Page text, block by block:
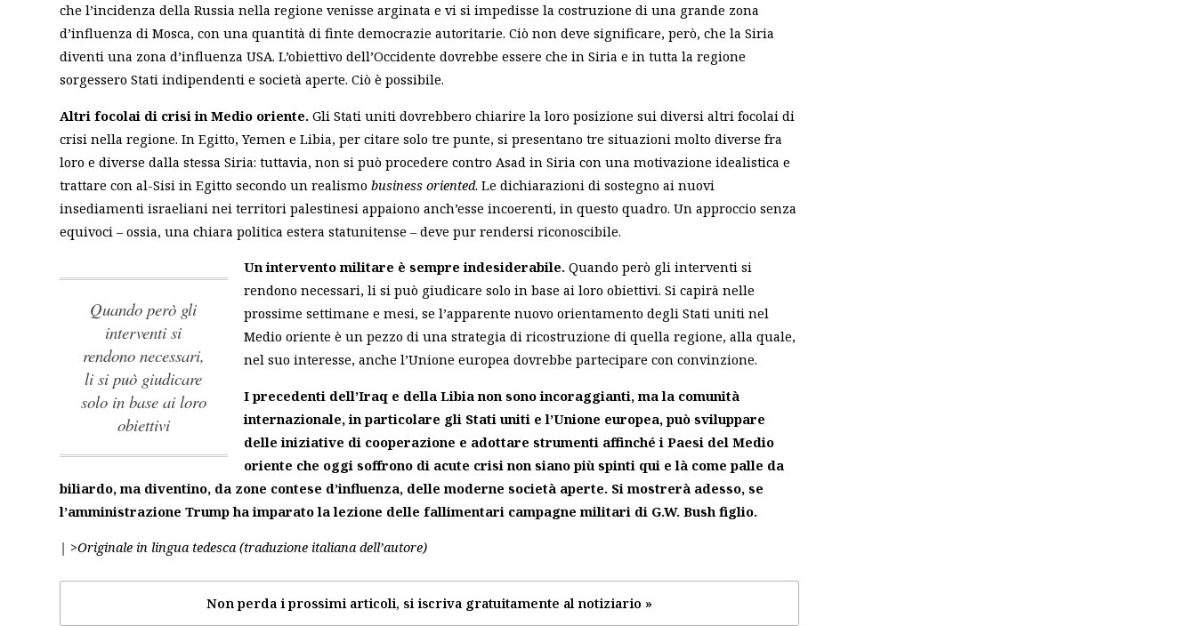
che l’incidenza della Russia nella regione venisse arginata e vi si impedisse la costruzione di una grande zona
d’influenza di Mosca, con una quantità di finte democrazie autoritarie. Ciò non deve significare, però, che la Siria
diventi una zona d’influenza USA. L’obiettivo dell’Occidente dovrebbe essere che in Siria e in tutta la regione
sorgessero Stati indipendenti e società aperte. Ciò è possibile.
Altri focolai di crisi in Medio oriente. Gli Stati uniti dovrebbero chiarire la loro posizione sui diversi altri focolai di
crisi nella regione. In Egitto, Yemen e Libia, per citare solo tre punte, si presentano tre situazioni molto diverse fra
loro e diverse dalla stessa Siria: tuttavia, non si può procedere contro Asad in Siria con una motivazione idealistica e
trattare con al-Sisi in Egitto secondo un realismo business oriented. Le dichiarazioni di sostegno ai nuovi
insediamenti israeliani nei territori palestinesi appaiono anch’esse incoerenti, in questo quadro. Un approccio senza
equivoci – ossia, una chiara politica estera statunitense – deve pur rendersi riconoscibile.
Quando però gli
interventi si
rendono necessari,
li si può giudicare
solo in base ai loro
obiettivi
Un intervento militare è sempre indesiderabile.Quando però gli interventi si
rendono necessari, li si può giudicare solo in base ai loro obiettivi. Si capirà nelle
prossime settimane e mesi, se l’apparente nuovo orientamento degli Stati uniti nel
Medio oriente è un pezzo di una strategia di ricostruzione di quella regione, alla quale,
nel suo interesse, anche l’Unione europea dovrebbe partecipare con convinzione.
I precedenti dell’Iraq e della Libia non sono incoraggianti, ma la comunità
internazionale, in particolare gli Stati uniti e l’Unione europea, può sviluppare
delle iniziative di cooperazione e adottare strumenti affinché i Paesi del Medio
oriente che oggi soffrono di acute crisi non siano più spinti qui e là come palle da
biliardo, ma diventino, da zone contese d’influenza, delle moderne società aperte. Si mostrerà adesso, se
l’amministrazione Trump ha imparato la lezione delle fallimentari campagne militari di G.W. Bush figlio.
| >Originale in lingua tedesca (traduzione italiana dell’autore)
Non perda i prossimi articoli, si iscriva gratuitamente al notiziario »